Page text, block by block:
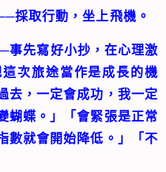
取行動，坐上飛機。
先寫好小抄，在心理激
次旅途當作是成長的機
去，一定會成功，我一定
蝴蝶。」「會緊張是正常
數就會開始降低。」「不